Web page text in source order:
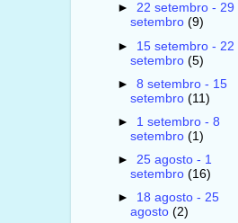
► 22 setembro - 29
setembro (9)
► 15 setembro - 22
setembro (5)
► 8 setembro - 15
setembro (11)
► 1 setembro - 8
setembro (1)
► 25 agosto - 1
setembro (16)
► 18 agosto - 25
agosto (2)